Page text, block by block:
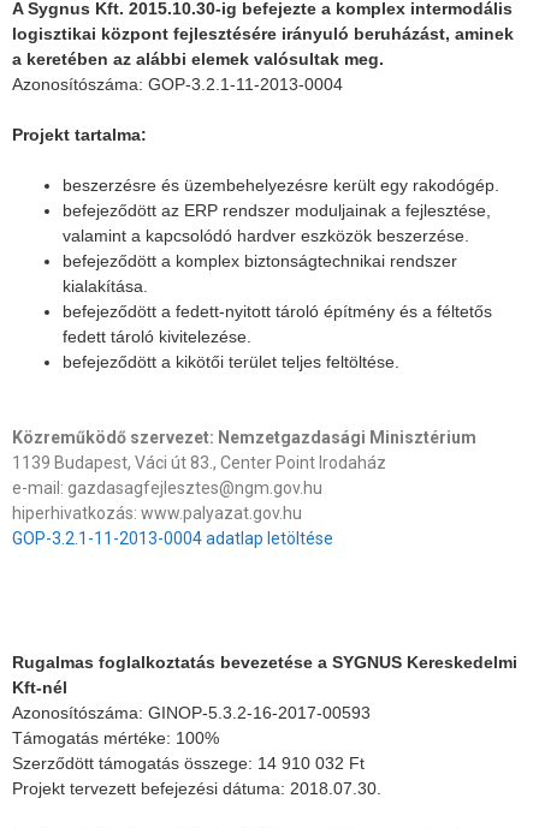
A Sygnus Kft. 2015.10.30-ig befejezte a komplex intermodális
logisztikai központ fejlesztésére irányuló beruházást, aminek
a keretében az alábbi elemek valósultak meg.
Azonosítószáma: GOP-3.2.1-11-2013-0004
Projekt tartalma:
beszerzésre és üzembehelyezésre került egy rakodógép.
befejeződött az ERP rendszer moduljainak a fejlesztése,
valamint a kapcsolódó hardver eszközök beszerzése.
befejeződött a komplex biztonságtechnikai rendszer
kialakítása.
befejeződött a fedett-nyitott tároló építmény és a féltetős
fedett tároló kivitelezése.
befejeződött a kikötői terület teljes feltöltése.
Közreműködő szervezet: Nemzetgazdasági Minisztérium
1139 Budapest, Váci út 83., Center Point Irodaház
e-mail: gazdasagfejlesztes@ngm.gov.hu
hiperhivatkozás: www.palyazat.gov.hu
GOP-3.2.1-11-2013-0004 adatlap letöltése
Rugalmas foglalkoztatás bevezetése a SYGNUS Kereskedelmi
Kft-nél
Azonosítószáma: GINOP-5.3.2-16-2017-00593
Támogatás mértéke: 100%
Szerződött támogatás összege: 14 910 032 Ft
Projekt tervezett befejezési dátuma: 2018.07.30.